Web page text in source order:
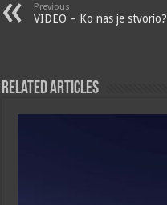
Previous
VIDEO – Ko nas je stvorio?
Related Articles